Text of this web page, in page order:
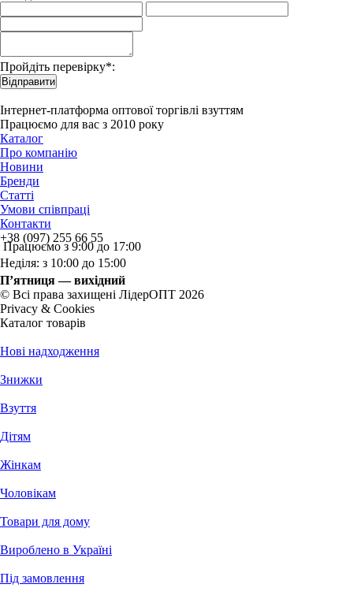
Пройдіть перевірку*:
Відправити
Інтернет-платформа оптової торгівлі взуттям
Працюємо для вас з 2010 року
Каталог
Про компанію
Новини
Бренди
Статті
Умови співпраці
Контакти
+38 (097) 255 66 55
Працюємо з 9:00 до 17:00
Неділя: з 10:00 до 15:00
П’ятниця — вихідний
© Всі права захищені ЛідерОПТ 2026
Privacy & Cookies
Каталог товарів
Нові надходження
Знижки
Взуття
Дітям
Жінкам
Чоловікам
Товари для дому
Вироблено в Україні
Під замовлення